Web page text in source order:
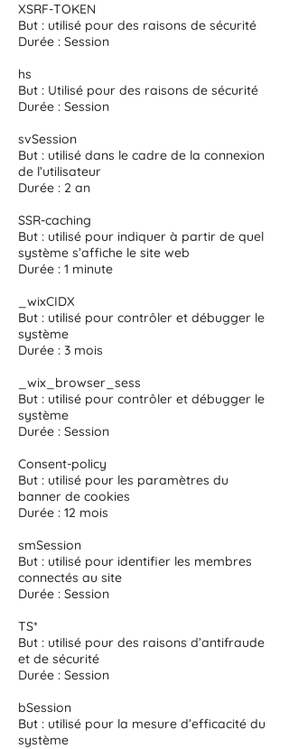
XSRF-TOKEN
But : utilisé pour des raisons de sécurité
Durée : Session
hs
But : Utilisé pour des raisons de sécurité
Durée : Session
svSession
But : utilisé dans le cadre de la connexion
de l’utilisateur
Durée : 2 an
SSR-caching
But : utilisé pour indiquer à partir de quel
système s’affiche le site web
Durée : 1 minute
_wixCIDX
But : utilisé pour contrôler et débugger le
système
Durée : 3 mois
_wix_browser_sess
But : utilisé pour contrôler et débugger le
système
Durée : Session
Consent-policy
But : utilisé pour les paramètres du
banner de cookies
Durée : 12 mois
smSession
But : utilisé pour identifier les membres
connectés au site
Durée : Session
TS*
But : utilisé pour des raisons d’antifraude
et de sécurité
Durée : Session
bSession
But : utilisé pour la mesure d’efficacité du
système